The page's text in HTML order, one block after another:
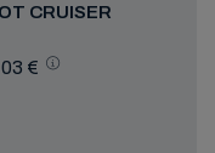
CRUISER
€